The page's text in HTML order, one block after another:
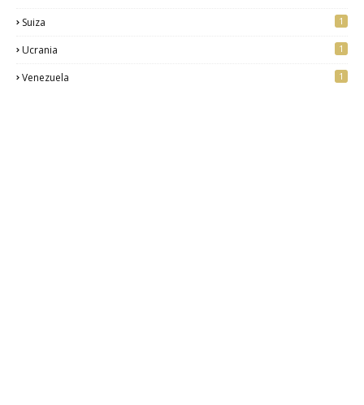
Suiza
1
Ucrania 1
Venezuela 1